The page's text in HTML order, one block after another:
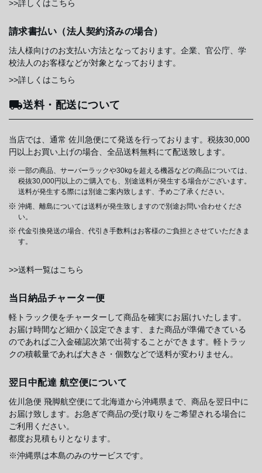
>>詳しくはこちら
請求書払い（法人契約済みの場合）
法人様向けのお支払い方法となっております。企業、官公庁、学
校法人のお客様などが対象となっております。
>>詳しくはこちら
送料・配送について
当店では、通常 佐川急便にて発送を行っております。税抜30,000
円以上お買い上げの場合、全品送料無料にて配送致します。
一部の商品、サーバーラックや30kgを超える機器などの商品については、
税抜30,000円以上のご購入でも、別途送料が発生する場合がございます。
送料が発生する際には別途ご案内致します、予めご了承ください。
沖縄、離島については送料が発生致しますので別途お問い合わせくださ
い。
代金引換発送の場合、代引き手数料はお客様のご負担とさせていただきま
す。
>>送料一覧はこちら
当日納品チャーター便
軽トラック便をチャーターして商品を確実にお届けいたします。
お届け時間など細かく設定できます、また商品が準備できている
のであればご入金確認次第で出荷することができます。軽トラッ
クの積載量であれば大きさ・個数などで送料が変わりません。
翌日中配達 航空便について
佐川急便 飛脚航空便にて北海道から沖縄県まで、商品を翌日中に
お届け致します。お急ぎで商品の受け取りをご希望される場合に
ご利用ください。
都度お見積もりとなります。
※沖縄県は本島のみのサービスです。